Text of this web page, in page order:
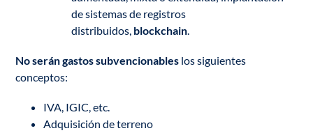
de sistemas de registros
distribuidos, blockchain
No serán gastos subvencionables los siguientes
conceptos:
IVA, IGIC, etc.
Adquisición de terreno